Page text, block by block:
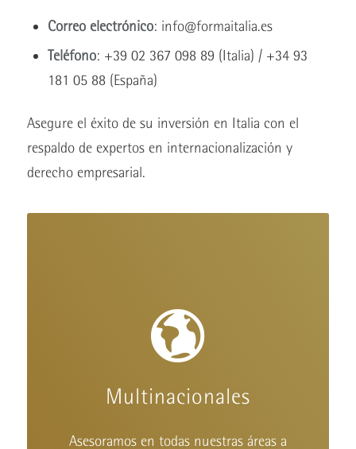
Correo electrónico: info@formaitalia.es
Teléfono: +39 02 367 098 89 (Italia) / +34 93
181 05 88 (España)
Asegure el éxito de su inversión en Italia con el
respaldo de expertos en internacionalización y
derecho empresarial.
Multinacionales
Asesoramos en todas nuestras áreas a